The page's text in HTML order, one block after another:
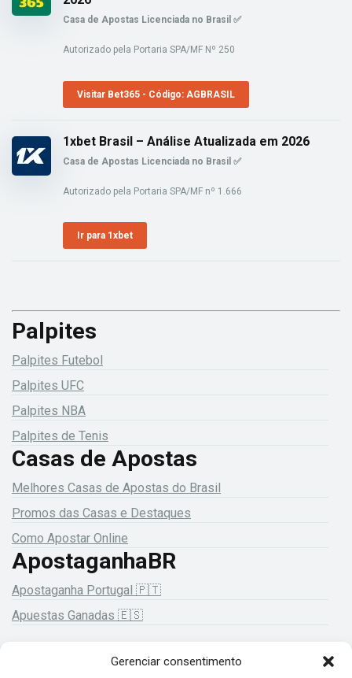
Gerenciar consentimento
Casa de Apostas Licenciada no Brasil ✅
Autorizado pela Portaria SPA/MF Nº 250
Visitar Bet365 - Código: AGBRASIL
1xbet Brasil – Análise Atualizada em 2026
Casa de Apostas Licenciada no Brasil ✅
Autorizado pela Portaria SPA/MF nº 1.666
Ir para 1xbet
Palpites
Palpites Futebol
Palpites UFC
Palpites NBA
Palpites de Tenis
Casas de Apostas
Melhores Casas de Apostas do Brasil
Promos das Casas e Destaques
Como Apostar Online
ApostaganhaBR
Apostaganha Portugal 🇵🇹
Apuestas Ganadas 🇪🇸